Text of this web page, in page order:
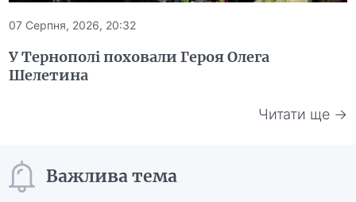
07 Серпня, 2026, 20:32
У Тернополі поховали Героя Олега
Шелетина
Читати ще →
Важлива тема